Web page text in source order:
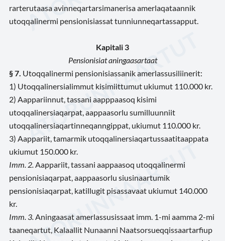
rarterutaasa avinneqartarsimanerisa amerlaqataannik
utoqqalinermi pensionisiassat tunniunneqartassapput.
Kapitali 3
Pensionisiat aningaasartaat
§ 7. Utoqqalinermi pensionisiassanik amerlassusiliinerit:
1) Utoqqalinersialimmut kisimiittumut ukiumut 110.000 kr.
2) Aappariinnut, tassani aapppaasoq kisimi
utoqqalinersiaqarpat, aappaasorlu sumilluunniit
utoqqalinersiaqartinneqanngippat, ukiumut 110.000 kr.
3) Aappariit, tamarmik utoqqalinersiaqartussaatitaappata
ukiumut 150.000 kr.
Imm. 2. Aappariit, tassani aappaasoq utoqqalinermi
pensionisiaqarpat, aappaasorlu siusinaartumik
pensionisiaqarpat, katillugit pisassavaat ukiumut 140.000
kr.
Imm. 3. Aningaasat amerlassusissaat imm. 1-mi aamma 2-mi
taaneqartut, Kalaallit Nunaanni Naatsorsueqqissaartarfiup